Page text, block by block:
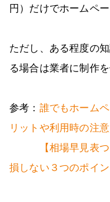
円）だけでホームペ
ただし、ある程度の
る場合は業者に制作
参考： 誰でもホーム
リットや利用時の注
【相場早見表
損しない３つのポイ